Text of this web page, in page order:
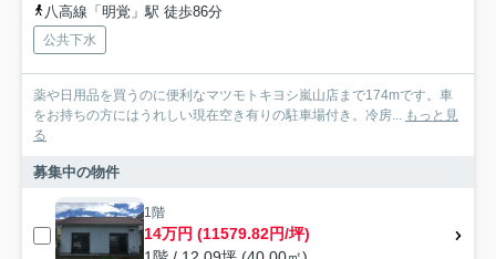
八高線「明覚」駅 徒歩86分
公共下水
薬や日用品を買うのに便利なマツモトキヨシ嵐山店まで174mです。車
をお持ちの方にはうれしい現在空き有りの駐車場付き。冷房... もっと見
る
募集中の物件
1階
14万円 (11579.82円/坪)